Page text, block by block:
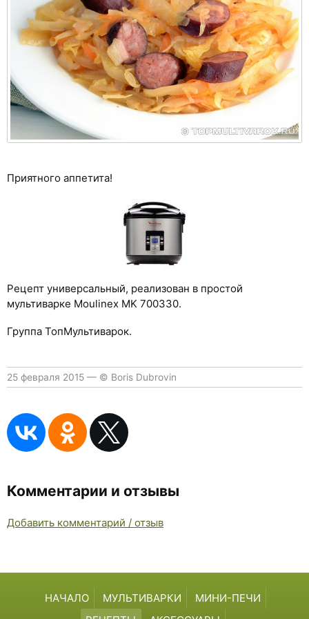
Приятного аппетита!
Рецепт универсальный, реализован в простой
мультиварке Moulinex MK 700330.
Группа ТопМультиварок.
25 февраля 2015 — © Boris Dubrovin
Комментарии и отзывы
Добавить комментарий / отзыв
НАЧАЛО МУЛЬТИВАРКИ
МИНИ-ПЕЧИ